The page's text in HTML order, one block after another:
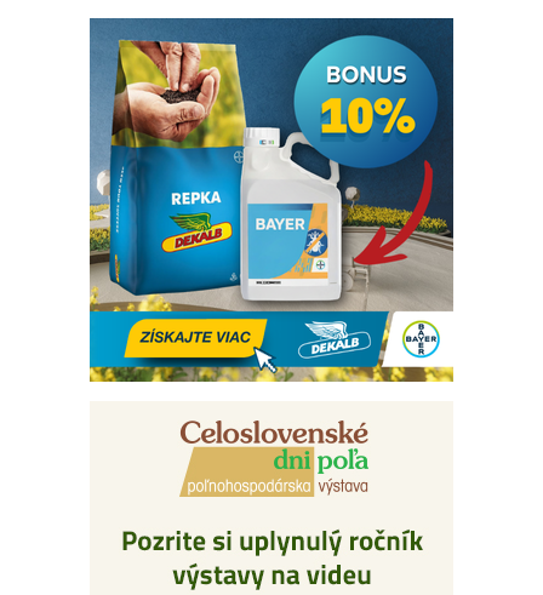
Prepáčte, ale pred zanechaním komentára sa musíte